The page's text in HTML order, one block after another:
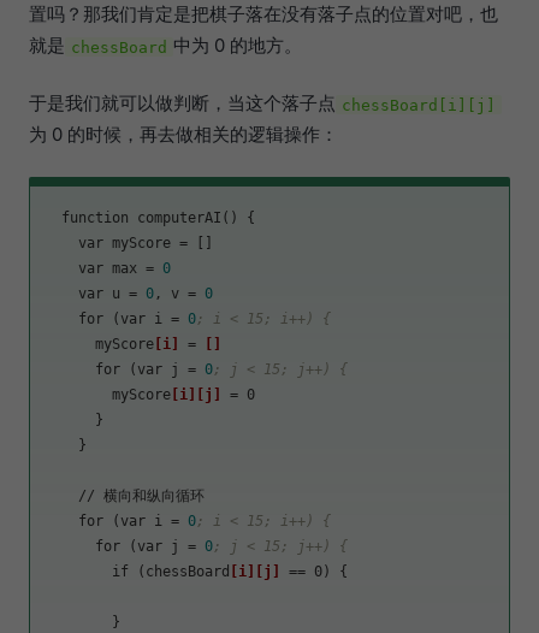
置吗？那我们肯定是把棋子落在没有落子点的位置对吧，也
就是 chessBoard 中为 0 的地方。
于是我们就可以做判断，当这个落子点 chessBoard[i][j]
为 0 的时候，再去做相关的逻辑操作：
  function computerAI() {
    var
myScore = []
    var
max = 0
    var
u = 0 , v = 0
    for (var
i = 0; i < 15; i++) {
      myScore
[i] =
      for (var
j = 0; j < 15; j++) {
        myScore
[i] [j]
= 0
      }
    }
    // 横向和纵向循环
    for (var
i = 0; i < 15; i++) {
      for (var
j = 0; j < 15; j++) {
        if (chessBoard
[i] [j] == 0) {
        }